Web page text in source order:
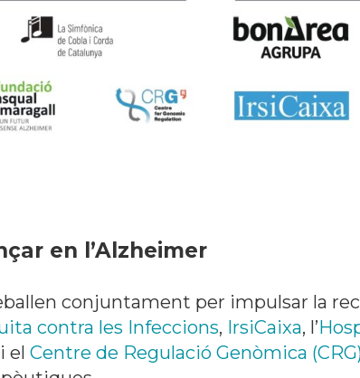
en l’Alzheimer
conjuntament per impulsar la
contra les Infeccions, IrsiCaixa, l’
i elCentre de Regulació Genòmica